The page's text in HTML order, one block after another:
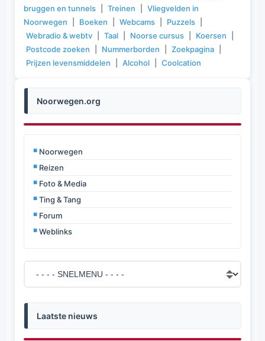
Noorwegen.org
Noorwegen
Reizen
Foto & Media
Ting & Tang
Forum
Weblinks
Laatste nieuws
bruggen en tunnels
Treinen
Vliegvelden in
Noorwegen
Boeken Webcams Puzzels
Webradio & webtv
Taal Noorse cursus Koersen
Postcode zoeken
Nummerborden Zoekpagina
Prijzen levensmiddelen
Alcohol Coolcation